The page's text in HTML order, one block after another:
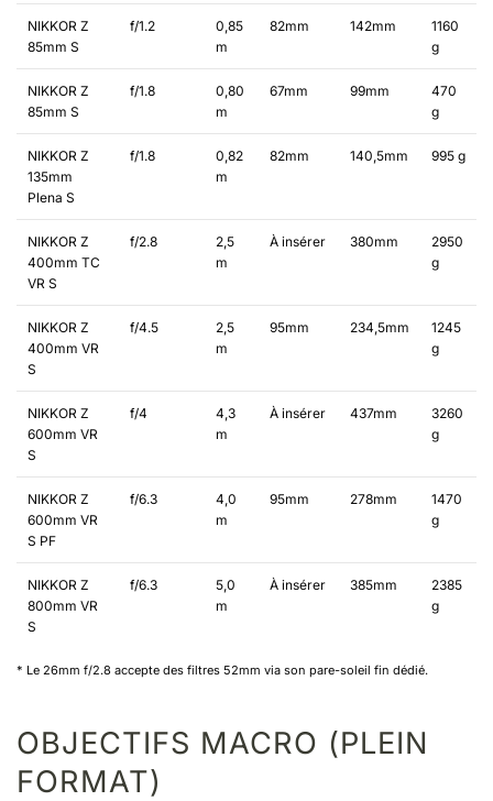
NIKKOR Z
85mm S
f/1.2
0,85
m
82mm 142mm
1160
g
NIKKOR Z
85mm S
f/1.8
0,80
m
67mm 99mm
470
g
NIKKOR Z
135mm
Plena S
f/1.8
0,82
m
82mm 140,5mm 995 g
NIKKOR Z
400mm TC
VR S
f/2.8
2,5
m
À insérer 380mm
2950
g
NIKKOR Z
400mm VR
S
f/4.5
2,5
m
95mm 234,5mm
1245
g
NIKKOR Z
600mm VR
S
f/4
4,3
m
À insérer 437mm
3260
g
NIKKOR Z
600mm VR
S PF
f/6.3
4,0
m
95mm 278mm
1470
g
NIKKOR Z
800mm VR
S
f/6.3
5,0
m
À insérer 385mm
2385
g
* Le 26mm f/2.8 accepte des filtres 52mm via son pare-soleil fin dédié.
OBJECTIFS MACRO (PLEIN
FORMAT)